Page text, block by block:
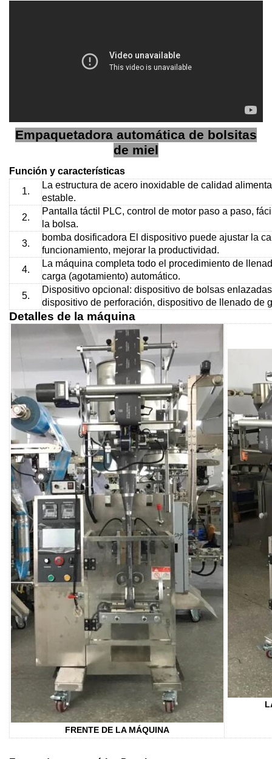
Empaquetadora automática de bolsitas
de miel
Función y características
1.
La estructura de acero inoxidable de calidad
estable.
2.
Pantalla táctil PLC, control de motor paso a paso,
la bolsa.
3.
bomba dosificadora El dispositivo puede ajustar la
funcionamiento, mejorar la productividad.
4.
La máquina completa todo el procedimiento de
carga (agotamiento) automático.
5.
Dispositivo opcional: dispositivo de bolsas
dispositivo de perforación, dispositivo de llenado de
Detalles de la máquina
FRENTE DE LA MÁQUINA